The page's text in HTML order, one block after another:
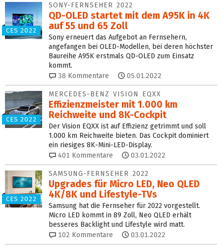
CES 2022
SONY-FERNSEHER 2022
QD-OLED startet mit dem A95K in 4K
auf 55 und 65 Zoll
Sony erneuert das Aufgebot an Fernsehern,
angefangen bei OLED-Modellen, bei deren höchster
Baureihe A95K erstmals QD-OLED zum Einsatz
kommt.
38 Kommentare 05.01.2022
CES 2022
MERCEDES-BENZ VISION EQXX
Effizienzmeister mit 1.000 km
Reichweite und 8K-Cockpit
Der Vision EQXX ist auf Effizienz getrimmt und soll
1.000 km Reichweite bieten. Das Cockpit dominiert
ein riesiges 8K-Mini-LED-Display.
401 Kommentare 03.01.2022
CES 2022
SAMSUNG-FERNSEHER 2022
Upgrades für Micro LED, Neo QLED
4K/8K und Lifestyle-TVs
Samsung hat die Fernseher für 2022 vorgestellt.
Micro LED kommt in 89 Zoll, Neo QLED erhält
besseres Backlight und Lifestyle wird matt.
102 Kommentare 03.01.2022